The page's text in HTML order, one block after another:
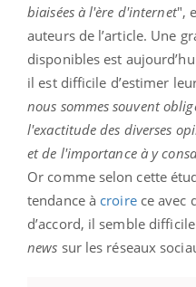
biaisées à l'ère d'internet",
auteurs de l’article. Une
disponibles est
il est difficile d’estimer
nous sommes souvent
l'exactitude des diverses
et de l'importance à y
Or comme selon cette
tendance à croirece avec
d’accord, il semble
news sur les réseaux